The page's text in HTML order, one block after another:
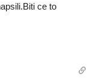
ce to